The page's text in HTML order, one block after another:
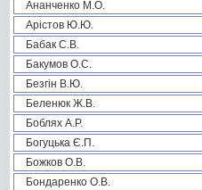
Ананченко М.О.
Арістов Ю.Ю.
Бабак С.В.
Бакумов О.С.
Безгін В.Ю.
Беленюк Ж.В.
Боблях А.Р.
Богуцька Є.П.
Божков О.В.
Бондаренко О.В.